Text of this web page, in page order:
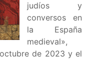
judíos y
conversos en
la España
medieval»,
de 2023 y el